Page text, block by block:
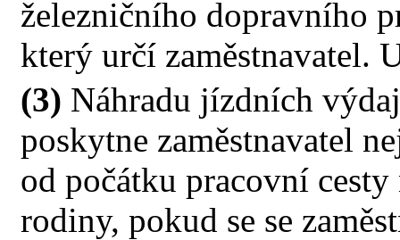
železničního dopravního
který určí zaměstnavatel.
(3) Náhradu jízdních
poskytne zaměstnavatel
od počátku pracovní
rodiny, pokud se se